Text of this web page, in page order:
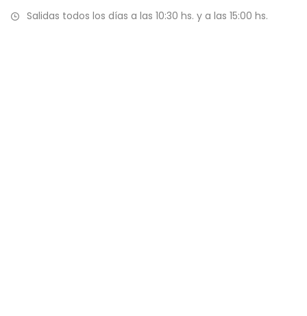
Salidas todos los días a las 10:30 hs. y a las 15:00 hs.